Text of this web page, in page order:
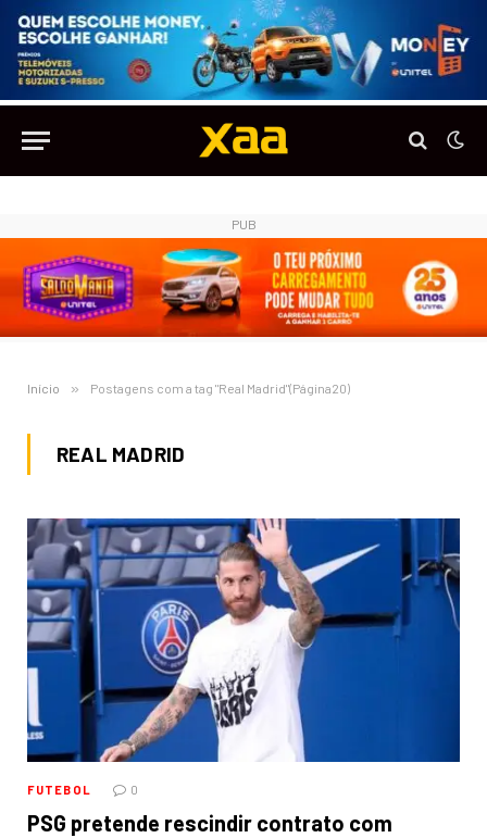
PUB
Início » Postagens com a tag "Real Madrid"(Página20)
REAL MADRID
FUTEBOL 0
PSG pretende rescindir contrato com